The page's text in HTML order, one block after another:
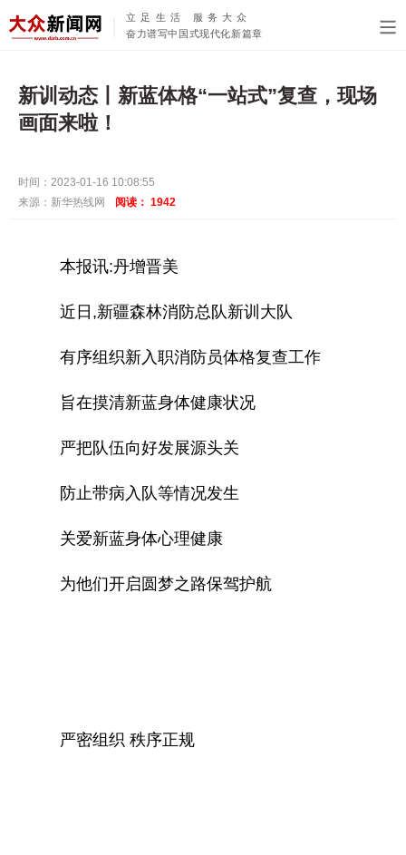
立足生活 服务大众
奋力谱写中国式现代化新篇章
新训动态丨新蓝体格“一站式”复查，现场
画面来啦！
时间：2023-01-16 10:08:55
来源：新华热线网
阅读： 1942
本报讯:丹增晋美
近日,新疆森林消防总队新训大队
有序组织新入职消防员体格复查工作
旨在摸清新蓝身体健康状况
严把队伍向好发展源头关
防止带病入队等情况发生
关爱新蓝身体心理健康
为他们开启圆梦之路保驾护航
严密组织 秩序正规